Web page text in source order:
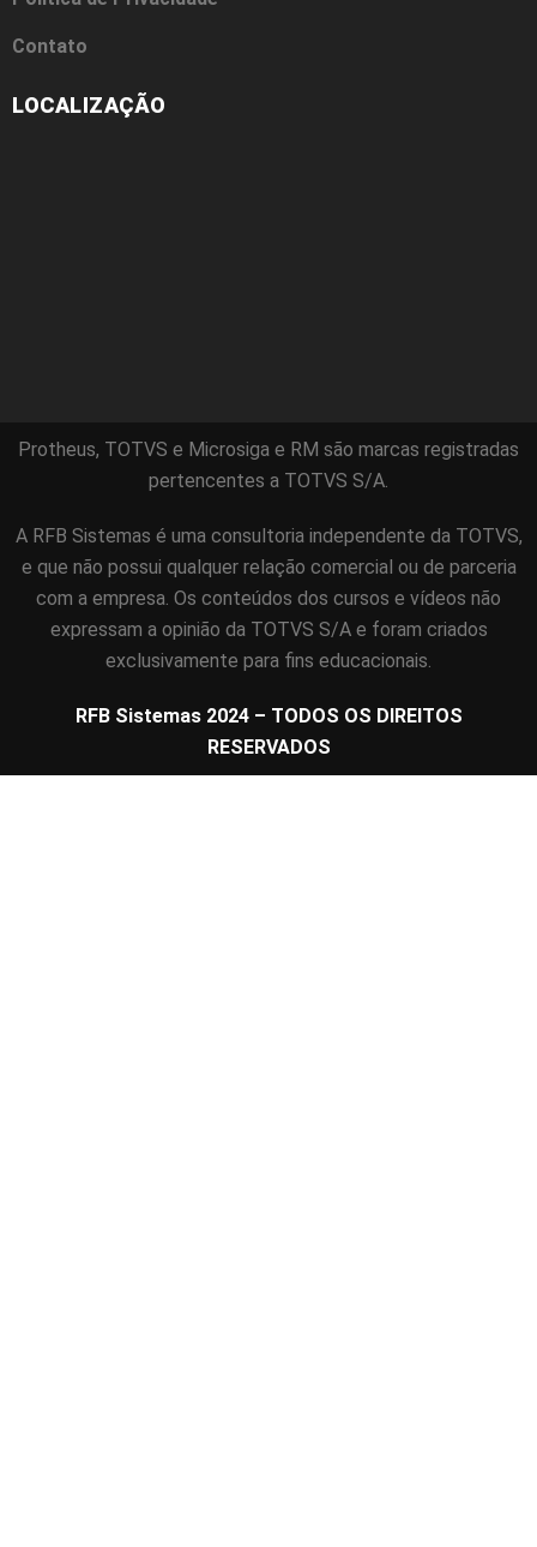
Contato
LOCALIZAÇÃO
Protheus, TOTVS e Microsiga e RM são marcas registradas
pertencentes a TOTVS S/A.
A RFB Sistemas é uma consultoria independente da TOTVS,
e que não possui qualquer relação comercial ou de parceria
com a empresa. Os conteúdos dos cursos e vídeos não
expressam a opinião da TOTVS S/A e foram criados
exclusivamente para fins educacionais.
RFB Sistemas 2024 – TODOS OS DIREITOS
RESERVADOS